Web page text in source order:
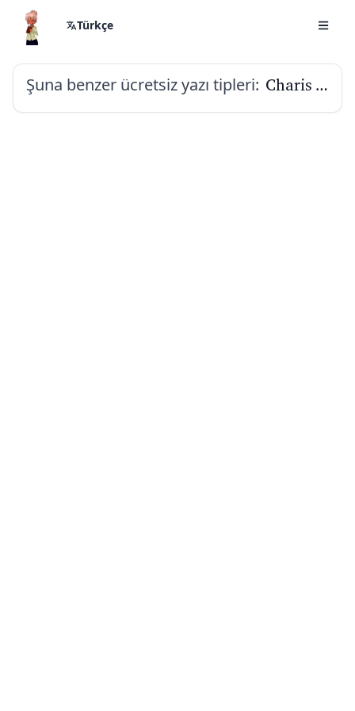
Türkçe
Şuna benzer ücretsiz yazı tipleri: Charis SIL